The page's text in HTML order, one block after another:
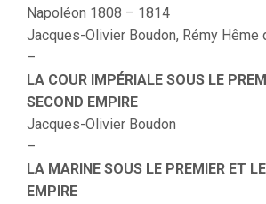
Napoléon 1808 – 1814
Jacques-Olivier Boudon, Rémy Hême
–
LA COUR IMPÉRIALE SOUS LE
SECOND EMPIRE
Jacques-Olivier Boudon
–
LA MARINE SOUS LE PREMIER ET
EMPIRE